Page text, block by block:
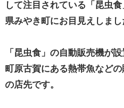
して注目されている「昆虫
県みやき町にお目見えしまし
「昆虫食」の自動販売機が
町原古賀にある熱帯魚など
の店先です。